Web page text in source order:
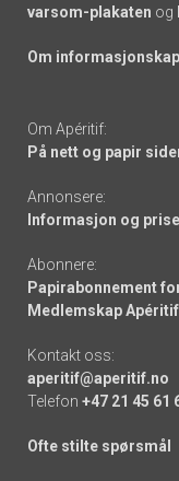
varsom-plakaten og
Om
Om Apéritif:
På nett og papir
Annonsere:
Informasjon og
Abonnere:
Papirabonnement
Medlemskap
Kontakt oss:
aperitif@aperitif.no
Telefon +47 21 45 61
Ofte stilte spørsmål